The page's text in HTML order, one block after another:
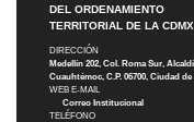
DEL ORDENAMIENTO
TERRITORIAL DE LA CDMX
DIRECCIÓN
Medellín 202, Col. Roma Sur,
Cuauhtémoc, C.P. 06700, Ciudad de
WEB E-MAIL
Correo Institucional
TELÉFONO